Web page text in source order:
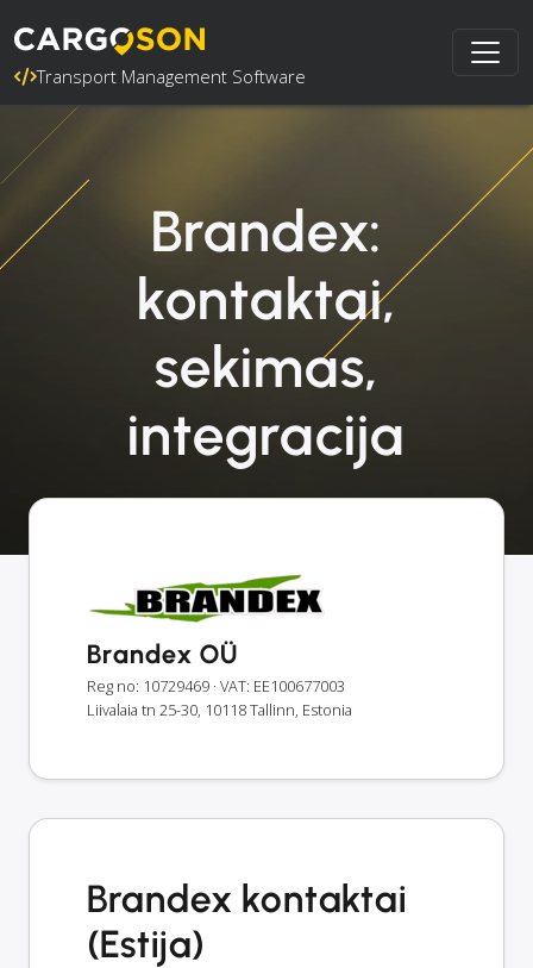
Transport Management Software
Brandex:
kontaktai,
sekimas,
integracija
Brandex OÜ
Reg no: 10729469 · VAT: EE100677003
Liivalaia tn 25-30, 10118 Tallinn, Estonia
Brandex kontaktai
(Estija)